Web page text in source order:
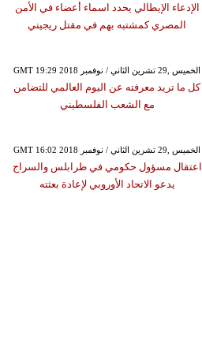
الإدعاء الإيطالي يحدد اسماء أعضاء في الأمن
المصري كمشتبه بهم في مقتل ريجيني
GMT 19:29 2018 الخميس ,29 تشرين الثاني / نوفمبر
كل ما تريد معرفته عن اليوم العالمي للتضامن
مع الشعب الفلسطيني
GMT 16:02 2018 الخميس ,29 تشرين الثاني / نوفمبر
اعتقال مسؤول حكومي في طرابلس والسراج
يدعو الاتحاد الأوروبي لإعادة بعثته